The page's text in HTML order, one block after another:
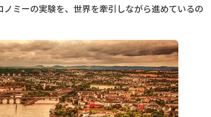
ミーの実験を、世界を牽引しながら進めているの